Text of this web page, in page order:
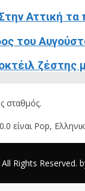
Αττική
του
ζέστης
σταθμός.
είναι Pop,
Rights Reserved.